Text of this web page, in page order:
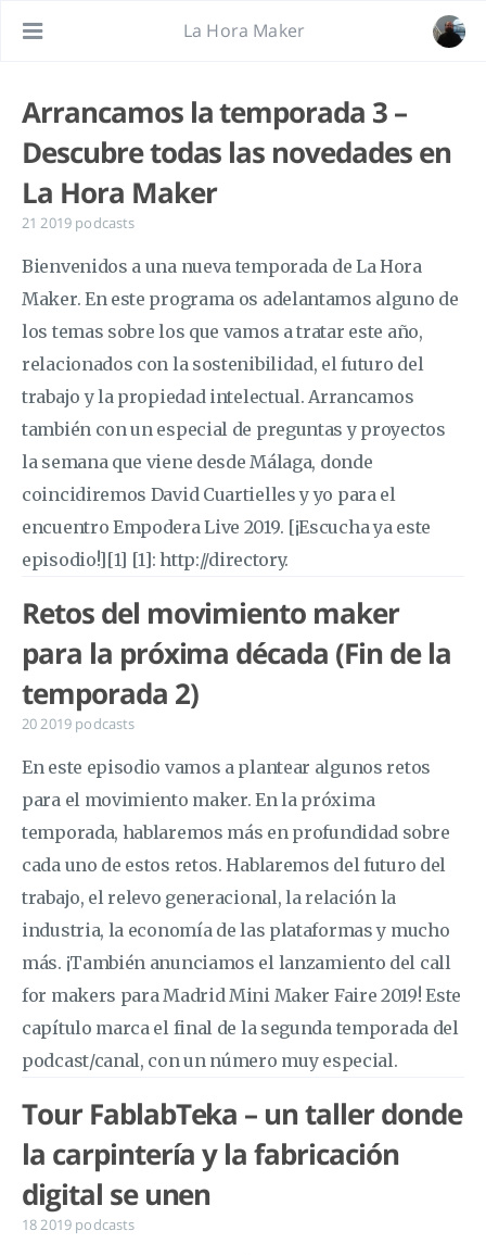
La Hora Maker
Arrancamos la temporada 3 –
Descubre todas las novedades en
La Hora Maker
21 2019 podcasts
Bienvenidos a una nueva temporada de La Hora
Maker. En este programa os adelantamos alguno de
los temas sobre los que vamos a tratar este año,
relacionados con la sostenibilidad, el futuro del
trabajo y la propiedad intelectual. Arrancamos
también con un especial de preguntas y proyectos
la semana que viene desde Málaga, donde
coincidiremos David Cuartielles y yo para el
encuentro Empodera Live 2019. [¡Escucha ya este
episodio!][1] [1]: http://directory.
Retos del movimiento maker
para la próxima década (Fin de la
temporada 2)
20 2019 podcasts
En este episodio vamos a plantear algunos retos
para el movimiento maker. En la próxima
temporada, hablaremos más en profundidad sobre
cada uno de estos retos. Hablaremos del futuro del
trabajo, el relevo generacional, la relación la
industria, la economía de las plataformas y mucho
más. ¡También anunciamos el lanzamiento del call
for makers para Madrid Mini Maker Faire 2019! Este
capítulo marca el final de la segunda temporada del
podcast/canal, con un número muy especial.
Tour FablabTeka – un taller donde
la carpintería y la fabricación
digital se unen
18 2019 podcasts